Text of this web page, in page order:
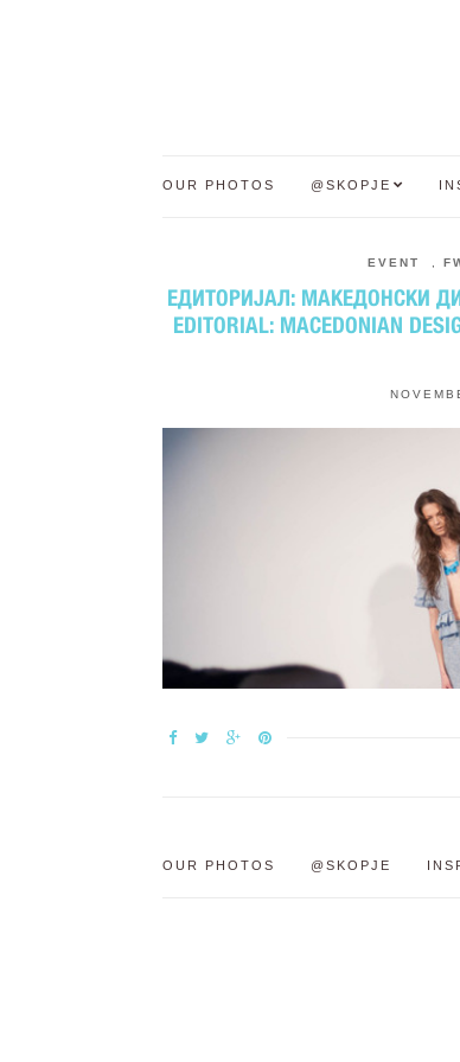
OUR PHOTOS @SKOPJE
EVENT
ЕДИТОРИЈАЛ: МАКЕДОНСКИ
EDITORIAL: MACEDONIAN
OUR PHOTOS @SKOPJE